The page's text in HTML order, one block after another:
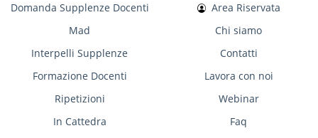
Domanda Supplenze Docenti
Mad
Interpelli Supplenze
Formazione Docenti
Ripetizioni
In Cattedra
Area Riservata
Chi siamo
Contatti
Lavora con noi
Webinar
Faq